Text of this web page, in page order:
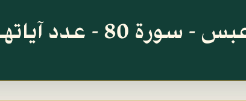
80 - عدد آياتها 42